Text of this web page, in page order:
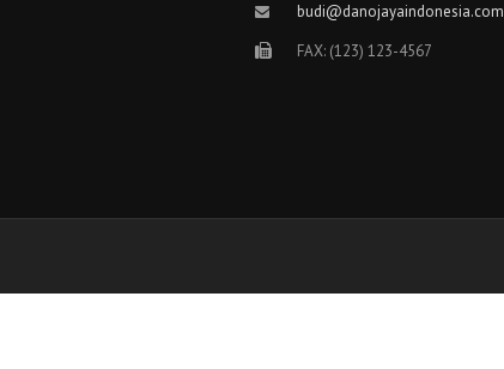
budi@danojayaindonesia.com
FAX: (123) 123-4567